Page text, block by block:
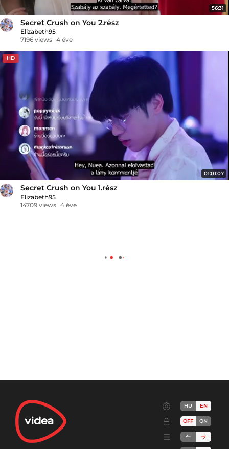
56:31
Secret Crush on You 2.rész
Elizabeth95
7196 views 4 éve
HD
01:01:07
Secret Crush on You 1.rész
Elizabeth95
14709 views 4 éve
HU EN
OFF ON